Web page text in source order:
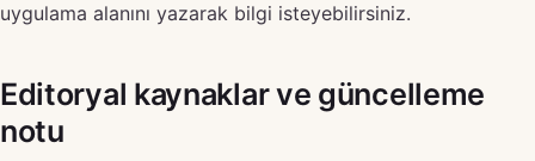
uygulama alanını yazarak bilgi isteyebilirsiniz.
Editoryal kaynaklar ve güncelleme
notu